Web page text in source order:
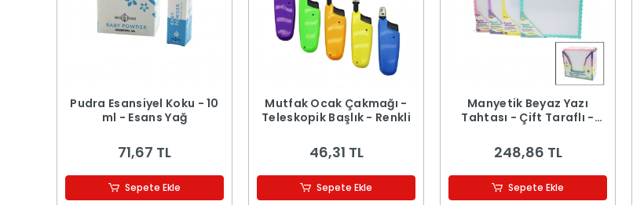
Pudra Esansiyel Koku - 10
ml - Esans Yağ
71,67 TL
Sepete Ekle
Mutfak Ocak Çakmağı -
Teleskopik Başlık - Renkli
46,31 TL
Sepete Ekle
Manyetik Beyaz Yazı
Tahtası - Çift Taraflı -
248,86 TL
Sepete Ekle